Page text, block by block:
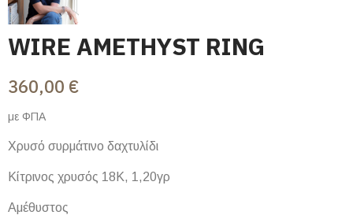
WIRE AMETHΥST RING
360,00 €
με ΦΠΑ
Χρυσό συρμάτινο δαχτυλίδι
Κίτρινος χρυσός 18Κ, 1,20γρ
Αμέθυστος